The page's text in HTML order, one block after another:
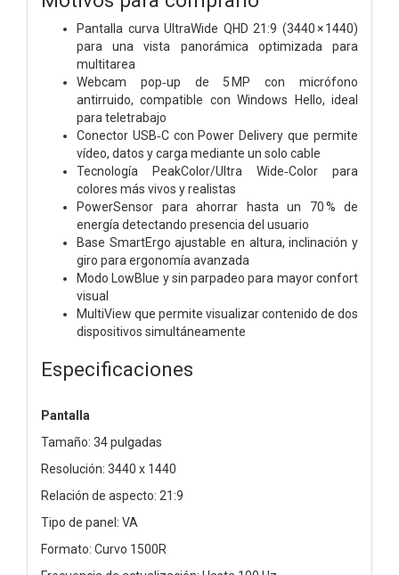
Pantalla curva UltraWide QHD 21:9 (3440 × 1440)
para una vista panorámica optimizada para
multitarea
Webcam pop‑up de 5 MP con micrófono
antirruido, compatible con Windows Hello, ideal
para teletrabajo
Conector USB‑C con Power Delivery que permite
vídeo, datos y carga mediante un solo cable
Tecnología PeakColor/Ultra Wide‑Color para
colores más vivos y realistas
PowerSensor para ahorrar hasta un 70 % de
energía detectando presencia del usuario
Base SmartErgo ajustable en altura, inclinación y
giro para ergonomía avanzada
Modo LowBlue y sin parpadeo para mayor confort
visual
MultiView que permite visualizar contenido de dos
dispositivos simultáneamente
Especificaciones
Pantalla
Tamaño: 34 pulgadas
Resolución: 3440 x 1440
Relación de aspecto: 21:9
Tipo de panel: VA
Formato: Curvo 1500R